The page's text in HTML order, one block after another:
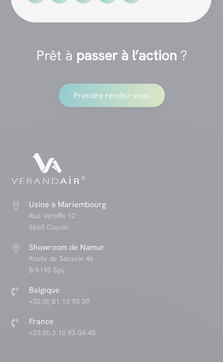
Prêt à passer à l’action?
Prendre rendez-vous
 Usine à Mariembourg
Rue Véroffe 12
5660 Couvin
 Showroom de Namur
Route de Saussin 46
B-5190 Spy
 Belgique
+32 (0) 81 13 93 39
 France
+33 (0) 3 10 93 04 45